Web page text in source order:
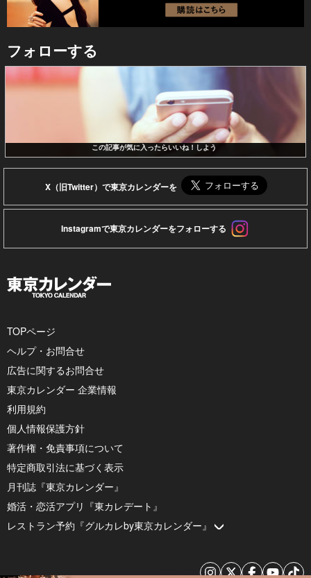
フォローする
この記事が気に入ったらいいね！しよう
X（旧Twitter）で東京カレンダーを
Instagramで東京カレンダーをフォローする
TOPページ
ヘルプ・お問合せ
広告に関するお問合せ
東京カレンダー 企業情報
利用規約
個人情報保護方針
著作権・免責事項について
特定商取引法に基づく表示
月刊誌『東京カレンダー』
婚活・恋活アプリ『東カレデート』
レストラン予約『グルカレby東京カレンダー』